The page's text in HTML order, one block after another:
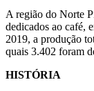
A região do Norte
dedicados ao café,
2019, a produção
quais 3.402 foram
HISTÓRIA